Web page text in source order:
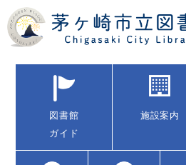
図書館
ガイド
施設案内